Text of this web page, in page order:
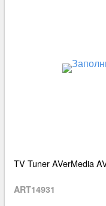
TV Tuner AVerMedia
ART14931